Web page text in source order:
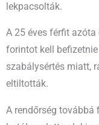
lekpacsolták.
A 25 éves férfit
forintot kell
szabálysértés miatt,
eltiltották.
A rendőrség továbbá